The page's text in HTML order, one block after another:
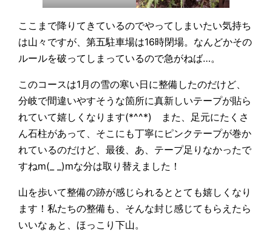
ここまで降りてきているのでやってしまいたい気持ち
は山々ですが、第五駐車場は16時閉場。なんどかその
ルールを破ってしまっているので急がねば…。
このコースは1月の雪の寒い日に整備したのだけど、
分岐で間違いやすそうな箇所に真新しいテープが貼ら
れていて嬉しくなります(*^^*) また、足元にたくさ
ん石柱があって、そこにも丁寧にピンクテープが巻か
れているのだけど、最後、あ、テープ足りなかったで
すねm(_ _)mな分は取り替えました！
山を歩いて整備の跡が感じられるととても嬉しくなり
ます！私たちの整備も、そんな封じ感じてもらえたら
いいなぁと、ほっこり下山。